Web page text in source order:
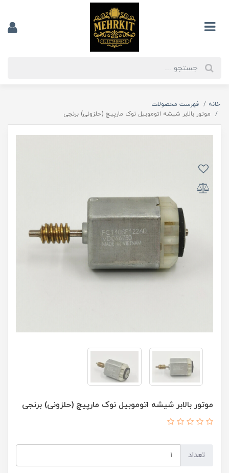
خانه
فهرست محصولات
موتور بالابر شیشه اتوموبیل نوک مارپیچ (حلزونی) برنجی
موتور بالابر شیشه اتوموبیل نوک مارپیچ (حلزونی) برنجی
تعداد